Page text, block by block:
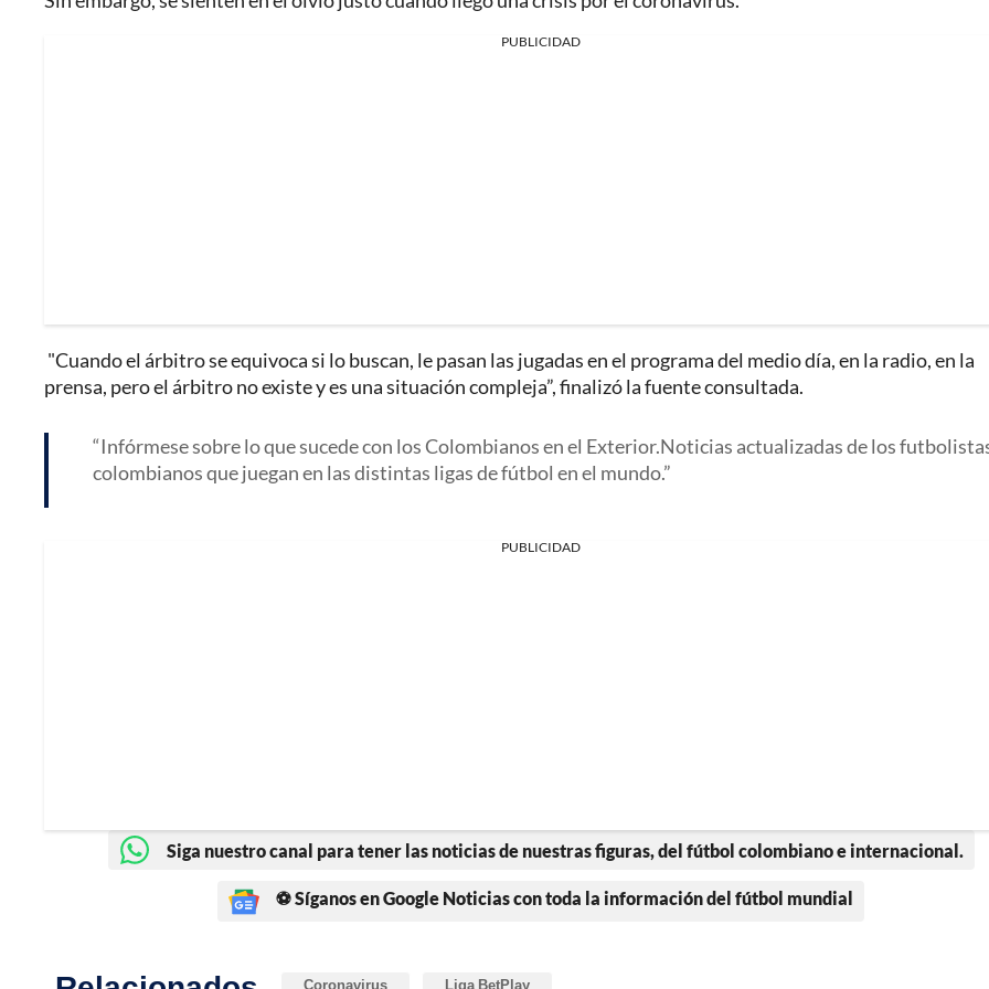
PUBLICIDAD
"Cuando el árbitro se equivoca si lo buscan, le pasan las jugadas en el programa del medio día, en la radio, en la
prensa, pero el árbitro no existe y es una situación compleja”, finalizó la fuente consultada.
Infórmese sobre lo que sucede con los Colombianos en el Exterior.Noticias actualizadas de los
colombianos que juegan en las distintas ligas de fútbol en el mundo.
PUBLICIDAD
Siga nuestro canal para tener las noticias de nuestras figuras, del fútbol colombiano e internacional.
⚽ Síganos en Google Noticias con toda la información del fútbol mundial
Coronavirus Liga BetPlay